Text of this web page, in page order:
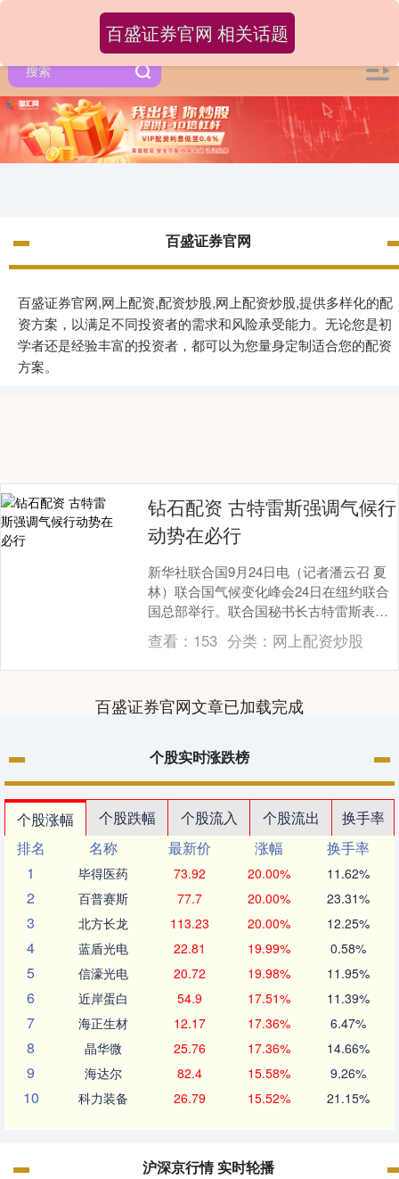
百盛证券官网
百盛证券官网,网上配资,配资炒股,网上配资炒股,提供多样化的配
资方案，以满足不同投资者的需求和风险承受能力。无论您是初
学者还是经验丰富的投资者，都可以为您量身定制适合您的配资
方案。
百盛证券官网 相关话题
钻石配资 古特雷斯强调气候行
动势在必行
新华社联合国9月24日电（记者潘云召 夏
林）联合国气候变化峰会24日在纽约联合
国总部举行。联合国秘书长古特雷斯表示
钻石配资钻石配资钻石配资，清洁能源具
有竞争力，....
查看： 153 分类： 网上配资炒股
百盛证券官网文章已加载完成
个股实时涨跌榜
个股涨幅 个股跌幅 个股流入 个股流出
换手率
排名
名称 最新价 涨幅
换手率
1
毕得医药 73.92 20.00% 11.62%
2 百普赛斯 77.7 20.00% 23.31%
3 北方长龙 113.23 20.00% 12.25%
4 蓝盾光电 22.81 19.99% 0.58%
5 信濠光电 20.72 19.98% 11.95%
6 近岸蛋白 54.9 17.51% 11.39%
7 海正生材 12.17 17.36% 6.47%
8 晶华微 25.76 17.36% 14.66%
9 海达尔 82.4 15.58% 9.26%
10 科力装备 26.79 15.52% 21.15%
沪深京行情 实时轮播